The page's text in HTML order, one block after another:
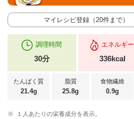
マイレシピ登録（20件まで）
調理時間
30分
エネルギー
336kcal
たんぱく質
21.4g
脂質
25.8g
食物繊維
0.9g
※ １人あたりの栄養成分を表示。